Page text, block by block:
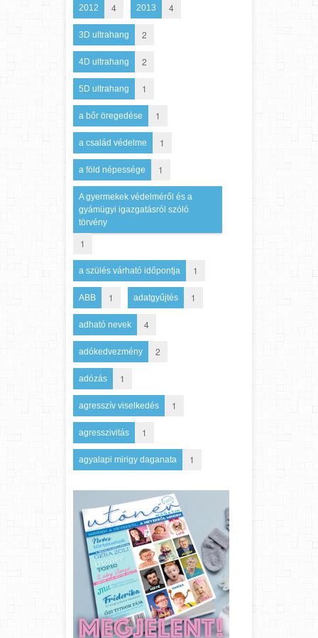
2012 4 2013 4
3D ultrahang 2
4D ultrahang 2
5D ultrahang 1
a bőr öregedése 1
a család védelme 1
a föld népessége 1
A gyermekek védelméről és a
gyámügyi igazgatásról szóló
törvény
1
a szülés várható időpontja 1
ABB 1 adatgyűjtés 1
adható nevek 4
adókedvezmény 2
adózás 1
agresszív viselkedés 1
agresszivitás 1
agyalapi mirigy daganata 1